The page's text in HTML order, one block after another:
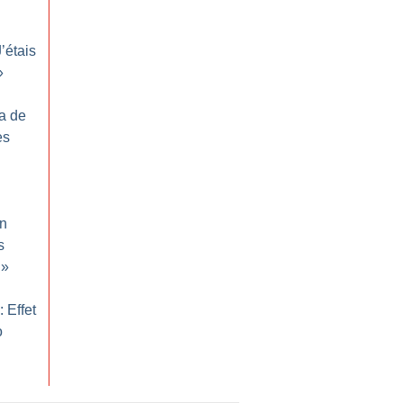
de
»
Effet